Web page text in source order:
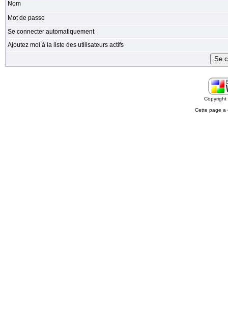
Nom
Mot de passe
Se connecter automatiquement
Ajoutez moi à la liste des utilisateurs actifs
Cette page a